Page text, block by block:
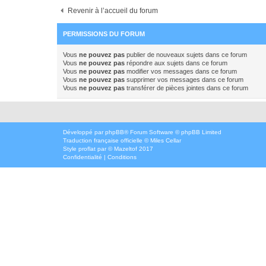
Revenir à l’accueil du forum
PERMISSIONS DU FORUM
Vous ne pouvez pas publier de nouveaux sujets dans ce forum
Vous ne pouvez pas répondre aux sujets dans ce forum
Vous ne pouvez pas modifier vos messages dans ce forum
Vous ne pouvez pas supprimer vos messages dans ce forum
Vous ne pouvez pas transférer de pièces jointes dans ce forum
Développé par phpBB® Forum Software © phpBB Limited
Traduction française officielle ©Miles Cellar
Style proflat par ©Mazeltof 2017
Confidentialité | Conditions